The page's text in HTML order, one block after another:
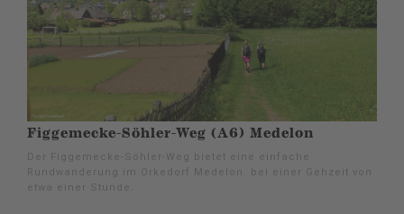
Figgemecke-Söhler-Weg (A6) Medelon
Der Figgemecke-Söhler-Weg bietet eine einfache
Rundwanderung im Orkedorf Medelon bei einer Gehzeit von
etwa einer Stunde.